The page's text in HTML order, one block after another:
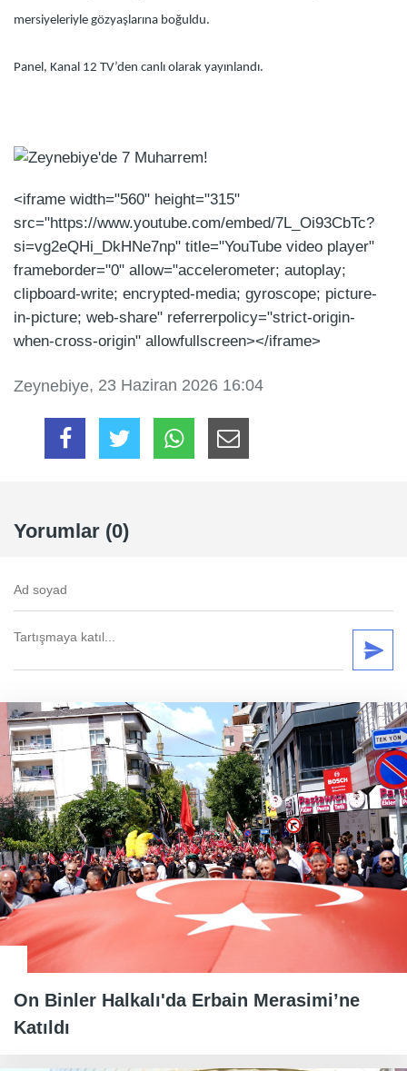
mersiyeleriyle gözyaşlarına boğuldu.
Panel, Kanal 12 TV’den canlı olarak yayınlandı.
<iframe width="560" height="315"
src="https://www.youtube.com/embed/7L_Oi93CbTc?
si=vg2eQHi_DkHNe7np" title="YouTube video player"
frameborder="0" allow="accelerometer; autoplay;
clipboard-write; encrypted-media; gyroscope; picture-
in-picture; web-share" referrerpolicy="strict-origin-
when-cross-origin" allowfullscreen></iframe>
Zeynebiye, 23 Haziran 2026 16:04
Yorumlar (0)
On Binler Halkalı'da Erbain Merasimi’ne
Katıldı